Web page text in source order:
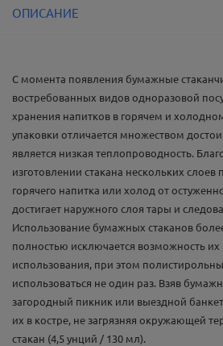
ОПИСАНИЕ
С момента появления бумажные
востребованных видов одноразовой
хранения напитков в горячем и
упаковки отличается множеством
является низкая теплопроводность.
изготовлении стакана нескольких слоев
горячего напитка или холод от
достигает наружного слоя тары и
Использование бумажных стаканов
полностью исключается возможность их
использования, при этом
использоваться не один раз. Взяв
загородный пикник или выездной
их в костре, не загрязняя окружающей
стакан (4,5 унций / 130 мл).